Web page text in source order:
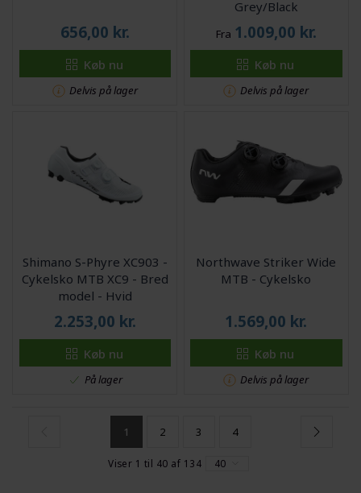
656,00 kr.
Køb nu
Delvis på lager
Grey/Black
Fra 1.009,00 kr.
Køb nu
Delvis på lager
Shimano S-Phyre XC903 -
Cykelsko MTB XC9 - Bred
model - Hvid
2.253,00 kr.
Køb nu
På lager
Northwave Striker Wide
MTB - Cykelsko
1.569,00 kr.
Køb nu
Delvis på lager
1 2 3 4
Viser 1 til 40 af 134 40